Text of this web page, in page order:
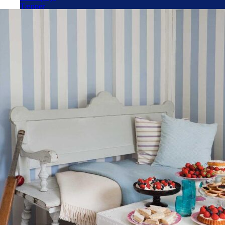
Tæpper
Havemøbel olie
Træbeskyttelse
Tapet efter stil
Tapet efter farve
Design tapet
Retro tapet
Stribet tapet
Tapet med natur
Fototapet
Tapet værktøj
Autolak på spray
Grunder til autolak
Topcoat til autolak